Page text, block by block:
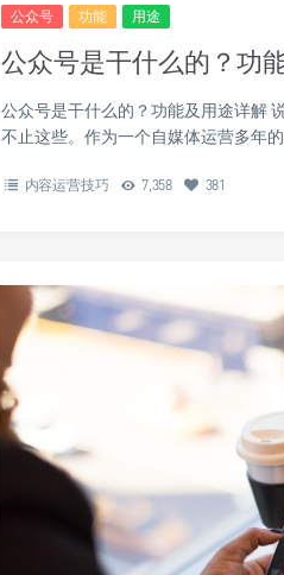
公众号 功能 用途
公众号是干什么的？功
公众号是干什么的？功能及用途详解
不止这些。作为一个自媒体运营多年
内容运营技巧 7,358 381